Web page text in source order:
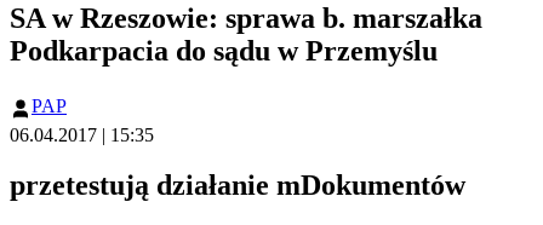
SA w Rzeszowie: sprawa b. marszałka
Podkarpacia do sądu w Przemyślu
PAP
06.04.2017 | 15:35
przetestują działanie mDokumentów